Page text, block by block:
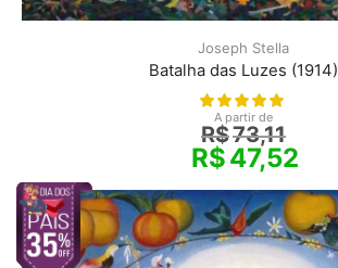
Joseph Stella
Batalha das Luzes (1914)
A partir de
R$73,11
R$47,52